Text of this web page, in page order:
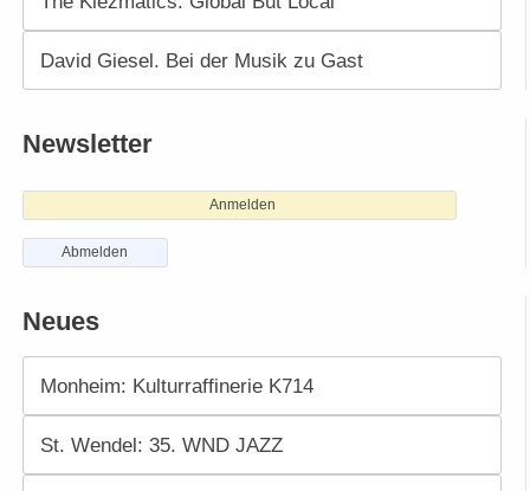
David Giesel. Bei der Musik zu Gast
Newsletter
Anmelden
Abmelden
Neues
Monheim: Kulturraffinerie K714
St. Wendel: 35. WND JAZZ